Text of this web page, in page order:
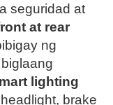
seguridad at
at rear
ng
lighting
brake